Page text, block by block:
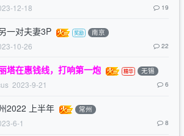
12-18 19
一对夫妻3P 南京
10-26 22
塔在惠钱线，打响第一炮 无锡
2023-9-21 6
2022 上半年 常州
6-1 8